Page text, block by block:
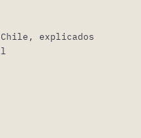
explicados